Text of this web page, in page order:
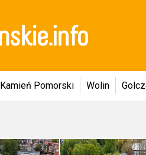
Kamień Pomorski Wolin